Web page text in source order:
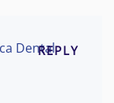
DentalREPLY